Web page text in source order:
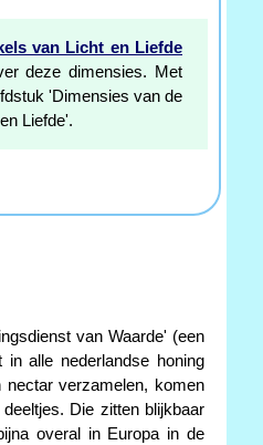
van Licht en Liefde
deze dimensies. Met
'Dimensies van de
Liefde'.
van Waarde' (een
alle nederlandse honing
nectar verzamelen, komen
Die zitten blijkbaar
overal in Europa in de